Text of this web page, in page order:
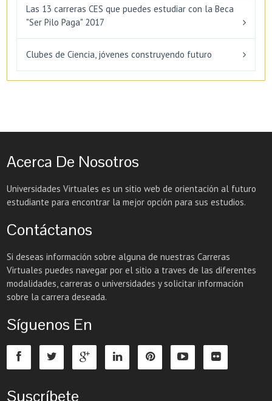
Las 13 carreras CES que puedes estudiar con la Beca
"Ser Pilo Paga" 2017
Clubes de Ciencia, jóvenes construyendo futuro
Acerca De Nosotros
Universidades Virtuales es un sitio web de orientación al futuro
estudiante para encontrar la mejor opción para sus estudios.
Contáctanos
Si deseas información sobre alguna de nuestras Carreras
Virtuales puedes navegar por el sitio a traves de las diferentes
modalidades, carreras o universidades y solicitar información
sobre la carrera deseada.
Síguenos En
Suscríbete